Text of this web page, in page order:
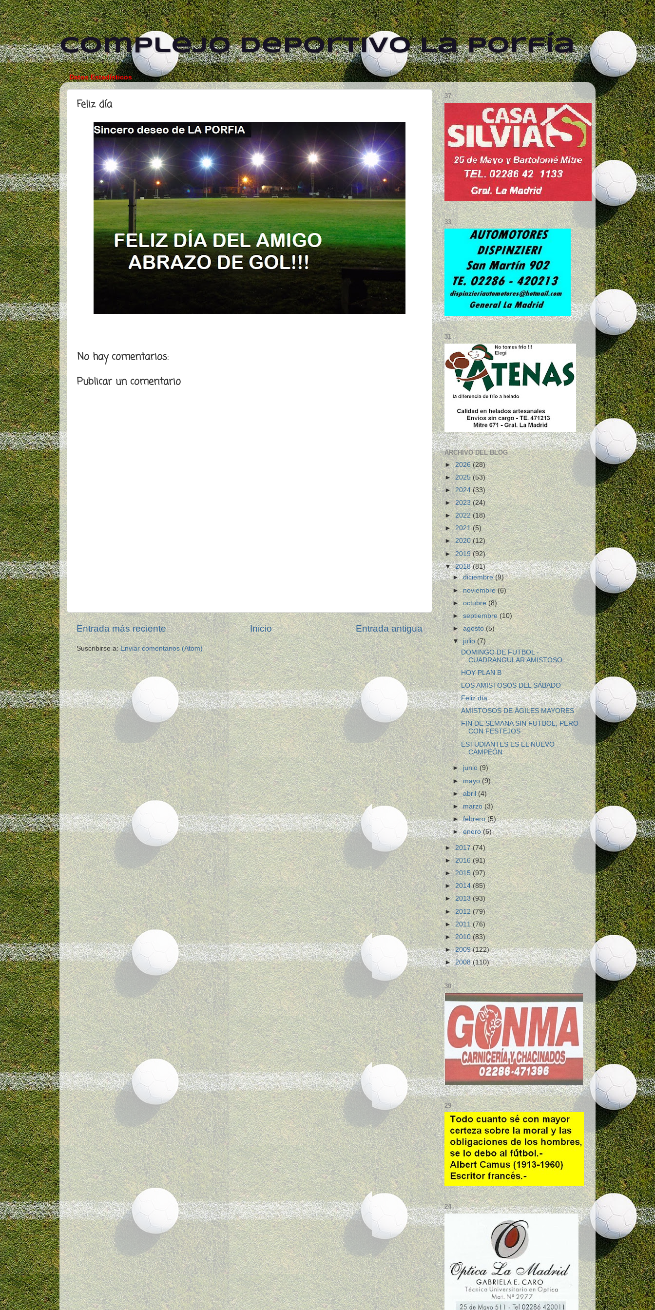
Complejo Deportivo La Porfía
Datos Estadísticos
Feliz día
No hay comentarios:
Publicar un comentario
Entrada más reciente Entrada antigua
Inicio
Suscribirse a:Enviar comentarios (Atom)
37
33
31
ARCHIVO DEL BLOG
►2026(28)
►2025(53)
►2024(33)
►2023(24)
►2022(18)
► 2021(5)
►2020(12)
►2019(92)
▼2018(81)
►diciembre(9)
►noviembre(6)
►octubre(8)
►septiembre(10)
►agosto(5)
▼julio(7)
DOMINGO DE FUTBOL -
CUADRANGULAR AMISTOSO
HOY PLAN B
LOS AMISTOSOS DEL SÁBADO
Feliz día
AMISTOSOS DE ÁGILES MAYORES
FIN DE SEMANA SIN FUTBOL, PERO
CON FESTEJOS
ESTUDIANTES ES EL NUEVO
CAMPEÓN
►junio(9)
►mayo(9)
►abril(4)
►marzo(3)
►febrero(5)
►enero(6)
►2017(74)
►2016(91)
►2015(97)
►2014(85)
► 2013(93)
►2012(79)
►2011(76)
►2010(83)
►2009(122)
►2008(110)
30
29
24